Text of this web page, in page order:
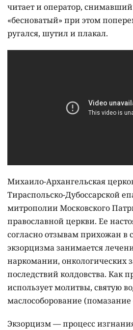
читает и оператор,
«бесноватый» при этом
ругался, шутил и плакал.
Михаило-Архангельская
Тираспольско-Дубоссарской
митрополии Московского
православной церкви. Ее
согласно отзывам прихожан в
экзорцизма занимается
наркомании, онкологических
последствий колдовства. Как
использует молитвы, святую
маслособорование
Экзорцизм — процесс